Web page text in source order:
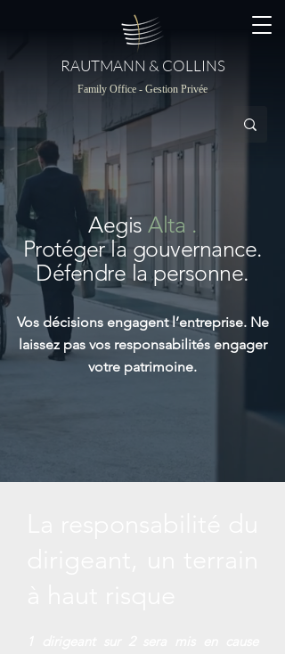
RAUTMANN & COLLINS
Family Office - Gestion Privée
AegisAlta .
Protéger la gouvernance.
Défendre la personne.
Vos décisions engagent l’entreprise. Ne
laissez pas vos responsabilités engager
votre patrimoine.